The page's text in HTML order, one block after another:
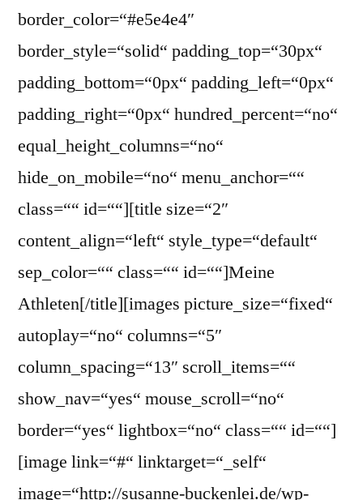
border_color=“#e5e4e4″
border_style=“solid“ padding_top=“30px“
padding_bottom=“0px“ padding_left=“0px“
padding_right=“0px“ hundred_percent=“no“
equal_height_columns=“no“
hide_on_mobile=“no“ menu_anchor=““
class=““ id=““][title size=“2″
content_align=“left“ style_type=“default“
sep_color=““ class=““ id=““]Meine
Athleten[/title][images picture_size=“fixed“
autoplay=“no“ columns=“5″
column_spacing=“13″ scroll_items=““
show_nav=“yes“ mouse_scroll=“no“
border=“yes“ lightbox=“no“ class=““ id=““]
[image link=“#“ linktarget=“_self“
image=“http://susanne-buckenlei.de/wp-